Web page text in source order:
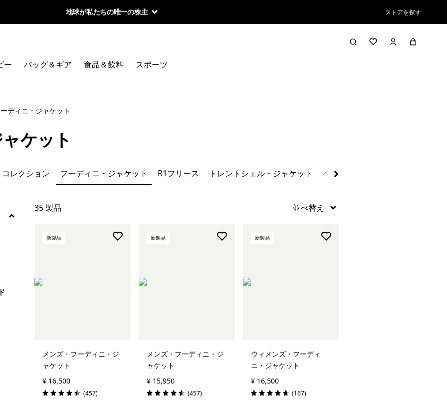
地球が私たちの唯一の株主 ストアを探す
ー バッグ＆ギア 食品＆飲料 スポーツ
テクニカル・Tシャツ
テルボンヌ・コレクション
すべて表示 (32)
ディニ・ジャケット
ケット
レクション フーディニ・ジャケット R1フリース トレントシェル・ジャケット ベター・セーター・フリース
35 製品
新製品
メンズ・フーディニ・ジ
ャケット
¥ 16,500
評価: 4.5 / 5 (457レビュー
)
新製品
メンズ・フーディニ・ジ
ャケット
¥ 15,950
評価: 4.5 / 5 (457レビュー
)
新製品
ウィメンズ・フーディ
ニ・ジャケット
¥ 16,500
評価: 4.7 / 5 (167レビュー
)